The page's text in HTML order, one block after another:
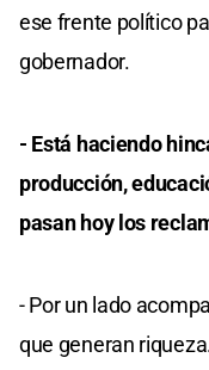
ese frente político
gobernador.
- Está haciendo
producción,
pasan hoy los
- Por un lado
que generan